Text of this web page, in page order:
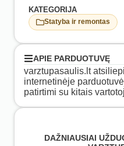
KATEGORIJA
Statyba ir remontas
APIE PARDUOTUVĘ
varztupasaulis.lt
internetinėje
patirtimi su kitais
DAŽNIAUSIAI